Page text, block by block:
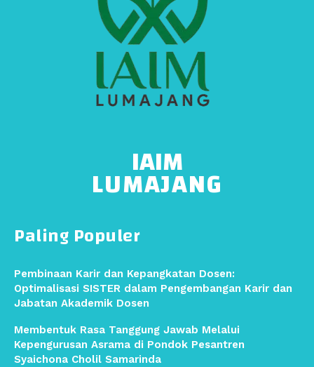
Paling Populer
Pembinaan Karir dan Kepangkatan Dosen:
Optimalisasi SISTER dalam Pengembangan Karir dan
Jabatan Akademik Dosen
Membentuk Rasa Tanggung Jawab Melalui
Kepengurusan Asrama di Pondok Pesantren
Syaichona Cholil Samarinda
IAIM
LUMAJANG